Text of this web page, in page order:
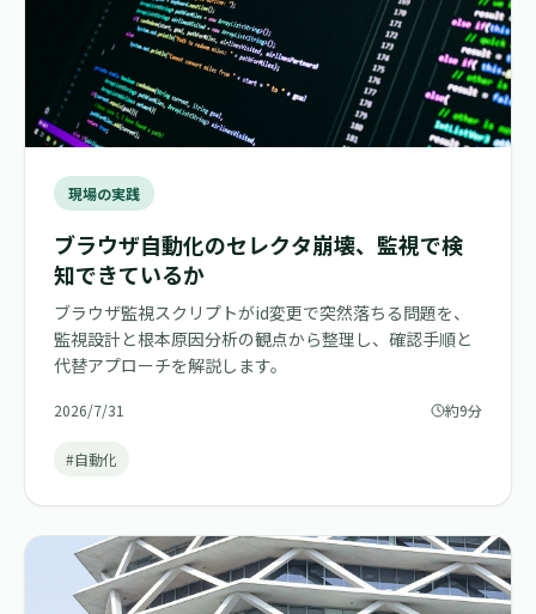
現場の実践
ブラウザ自動化のセレクタ崩壊、監視で検
知できているか
ブラウザ監視スクリプトがid変更で突然落ちる問題を、
監視設計と根本原因分析の観点から整理し、確認手順と
代替アプローチを解説します。
2026/7/31 約9分
#自動化